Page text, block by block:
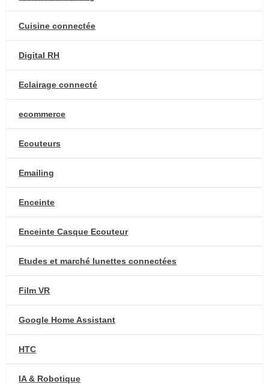
Cuisine connectée
Digital RH
Eclairage connecté
ecommerce
Ecouteurs
Emailing
Enceinte
Enceinte Casque Ecouteur
Etudes et marché lunettes connectées
Film VR
Google Home Assistant
HTC
IA & Robotique